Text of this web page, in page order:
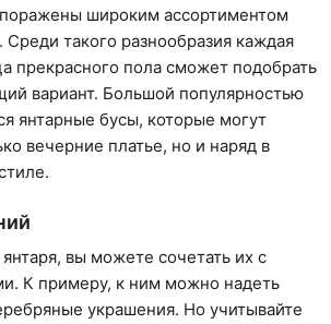
широким ассортиментом
Среди такого разнообразия каждая
прекрасного пола сможет подобрать
вариант. Большой популярностью
янтарные бусы, которые могут
вечерние платье, но и наряд в
вы можете сочетать их с
К примеру, к ним можно надеть
украшения. Но учитывайте